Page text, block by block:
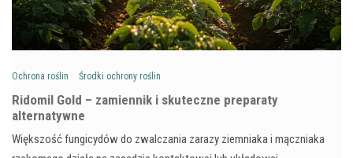
Ochrona roślin Środki ochrony roślin
Ridomil Gold – zamiennik i skuteczne preparaty
alternatywne
Większość fungicydów do zwalczania zarazy ziemniaka i mączniaka